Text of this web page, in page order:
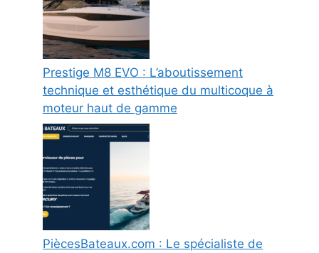
Prestige M8 EVO : L’aboutissement
technique et esthétique du multicoque à
moteur haut de gamme
PiècesBateaux.com : Le spécialiste de